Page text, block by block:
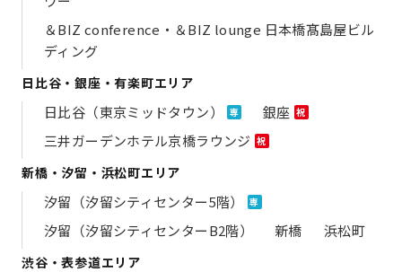
＆BIZ conference・＆BIZ lounge 日本橋髙島屋ビル
ディング
日比谷・銀座・有楽町エリア
日比谷（東京ミッドタウン） 専 銀座 祝
三井ガーデンホテル京橋ラウンジ 祝
新橋・汐留・浜松町エリア
汐留（汐留シティセンター5階） 専
汐留（汐留シティセンターB2階） 新橋 浜松町
渋谷・表参道エリア